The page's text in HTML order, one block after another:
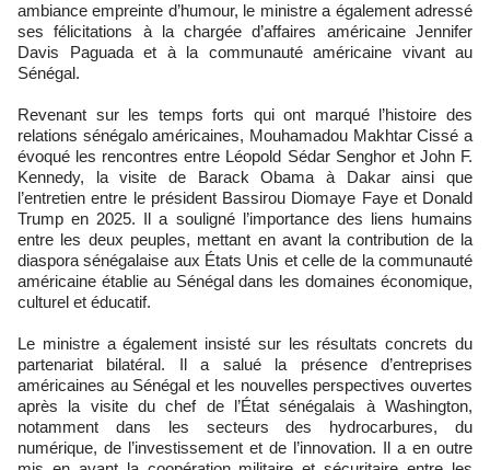
ambiance empreinte d’humour, le ministre a également adressé
ses félicitations à la chargée d’affaires américaine Jennifer
Davis Paguada et à la communauté américaine vivant au
Sénégal.
Revenant sur les temps forts qui ont marqué l’histoire des
relations sénégalo américaines, Mouhamadou Makhtar Cissé a
évoqué les rencontres entre Léopold Sédar Senghor et John F.
Kennedy, la visite de Barack Obama à Dakar ainsi que
l’entretien entre le président Bassirou Diomaye Faye et Donald
Trump en 2025. Il a souligné l’importance des liens humains
entre les deux peuples, mettant en avant la contribution de la
diaspora sénégalaise aux États Unis et celle de la communauté
américaine établie au Sénégal dans les domaines économique,
culturel et éducatif.
Le ministre a également insisté sur les résultats concrets du
partenariat bilatéral. Il a salué la présence d’entreprises
américaines au Sénégal et les nouvelles perspectives ouvertes
après la visite du chef de l’État sénégalais à Washington,
notamment dans les secteurs des hydrocarbures, du
numérique, de l’investissement et de l’innovation. Il a en outre